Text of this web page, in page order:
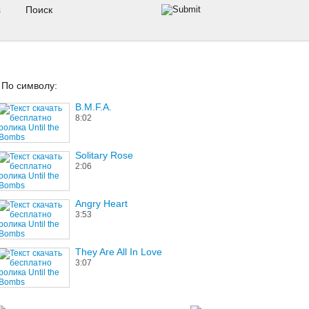
По символу:
B.M.F.A.
8:02
Solitary Rose
2:06
Angry Heart
3:53
They Are All In Love
3:07